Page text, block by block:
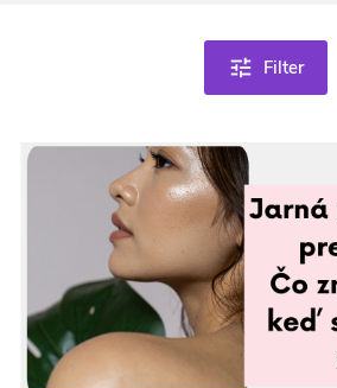
tune Filter